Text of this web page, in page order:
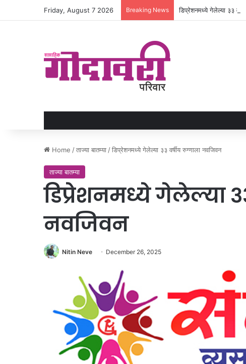
Friday, August 7 2026 Breaking News डिप्रेशनमध्ये गेलेल्या ३३
Home /ताज्या बातम्या /डिप्रेशनमध्ये गेलेल्या ३३ वर्षीय रुग्णाला नवजिवन
ताज्या बातम्या
डिप्रेशनमध्ये गेलेल्या
नवजिवन
Nitin Neve December 26, 2025